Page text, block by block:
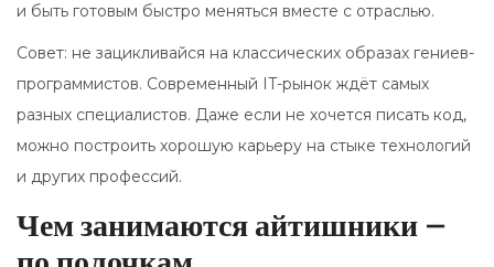
и быть готовым быстро меняться вместе с отраслью.
Совет: не зацикливайся на классических образах гениев-
программистов. Современный IT-рынок ждёт самых
разных специалистов. Даже если не хочется писать код,
можно построить хорошую карьеру на стыке технологий
и других профессий.
Чем занимаются айтишники —